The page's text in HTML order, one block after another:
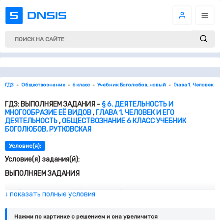
ГДЗ Обществознание 6 класс Учебник Боголюбов, новый Глава 1. Человек
ГДЗ: ВЫПОЛНЯЕМ ЗАДАНИЯ -§ 6. ДЕЯТЕЛЬНОСТЬ И
МНОГООБРАЗИЕ ЕЁ ВИДОВ, ГЛАВА 1. ЧЕЛОВЕК И ЕГО
ДЕЯТЕЛЬНОСТЬ,ОБЩЕСТВОЗНАНИЕ 6 КЛАСС УЧЕБНИК
БОГОЛЮБОВ, РУТКОВСКАЯ
Условие(я):
Условие(я) задания(й):
ВЫПОЛНЯЕМ ЗАДАНИЯ
Древнегреческий баснописец Эзоп поведал миру одну
историю: «В предсмертный свой час призвал крестьянин
земледелием, говорит им: «Дети мои, я умираю. Обыщите
↓ показать полные условия
Нажми по картинке c решением и она увеличится